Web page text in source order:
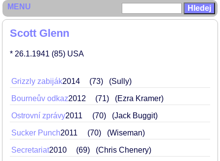
Scott Glenn
* 26.1.1941 (85) USA
Grizzly zabiják2014 73 (Sully)
Bourneův odkaz2012 71 (Ezra Kramer)
Ostrovní zprávy2011 70 (Jack Buggit)
Sucker Punch2011 70 (Wiseman)
Secretariat2010 69 (Chris Chenery)
MENU